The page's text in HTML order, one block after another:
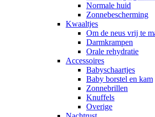
Normale huid
Zonnebescherming
Kwaaltjes
Om de neus vrij te
Darmkrampen
Orale rehydratie
Accessoires
Babyschaartjes
Baby borstel en kam
Zonnebrillen
Knuffels
Overige